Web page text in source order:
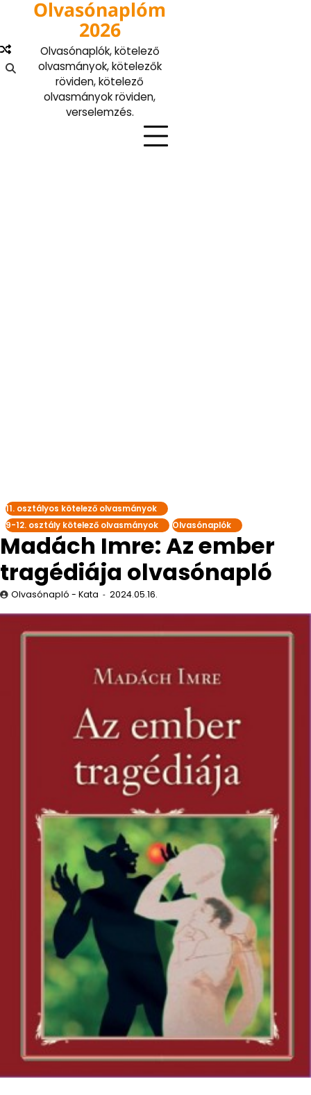
content
Olvasónaplóm
2026
Olvasónaplók, kötelező
olvasmányok, kötelezők
röviden, kötelező
olvasmányok röviden,
verselemzés.
11. osztályos kötelező olvasmányok
9-12. osztály kötelező olvasmányok
Olvasónaplók
Madách Imre: Az ember
tragédiája olvasónapló
Olvasónapló - Kata 2024.05.16.